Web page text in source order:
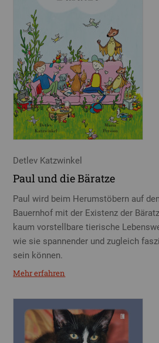
Detlev Katzwinkel
Paul und die Bäratze
Paul wird beim Herumstöbern auf
Bauernhof mit der Existenz der
kaum vorstellbare tierische
wie sie spannender und zugleich
sein können.
Mehr erfahren